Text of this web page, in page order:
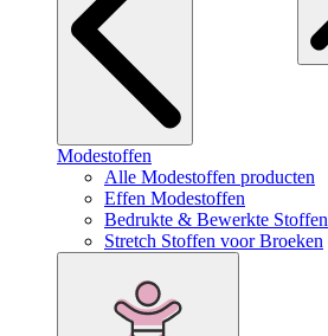
Modestoffen
Alle Modestoffen producten
Effen Modestoffen
Bedrukte & Bewerkte Stoffen
Stretch Stoffen voor Broeken